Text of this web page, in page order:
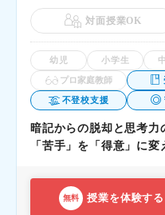
対面授業OK
幼児 小学生
プロ家庭教師
不登校支援
暗記からの脱却と思考
「苦手」を「得意」に変
無料 授業を体験する